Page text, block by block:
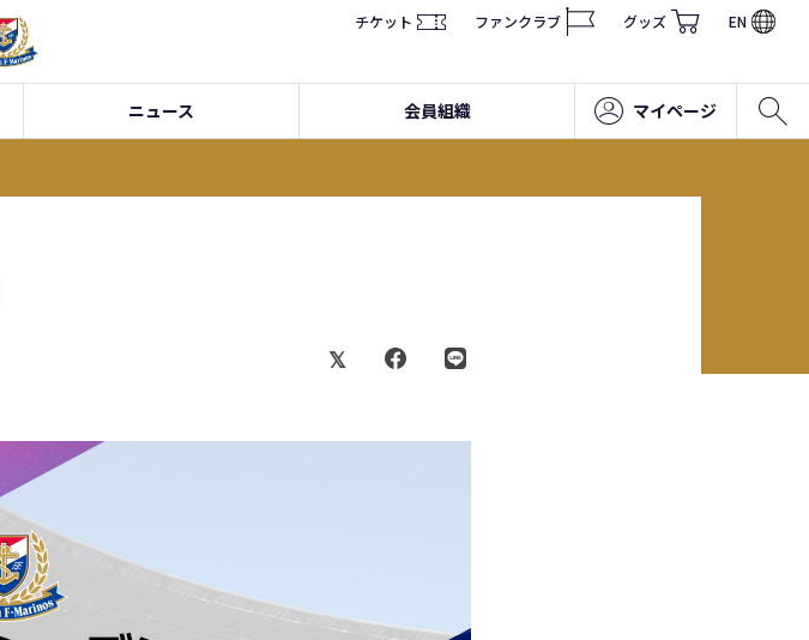
チケット ファンクラブ グッズ EN
ニュース 会員組織 マイページ